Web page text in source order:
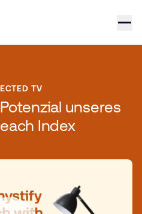
Page
TV
unseres
Index